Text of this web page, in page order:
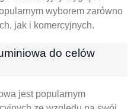
wyborem zarówno
jak i komercyjnych.
do celów
jest popularnym